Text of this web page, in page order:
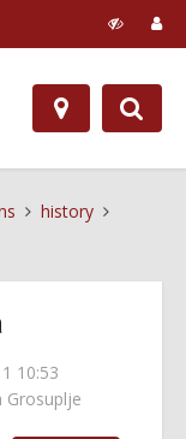
history
10:53
Grosuplje